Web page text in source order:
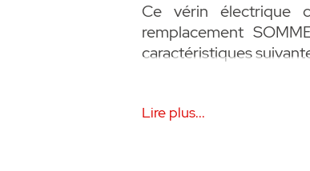
Ce vérin électrique
remplacement
caractéristiques
• Sans récepteur
• Sans accessoire
Lire plus...